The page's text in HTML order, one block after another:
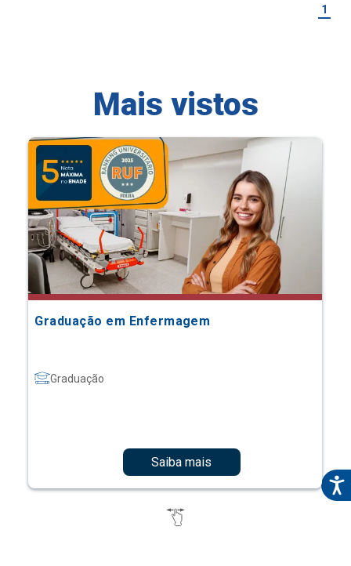
1
Mais vistos
Graduação em Enfermagem
Graduação
Saiba mais